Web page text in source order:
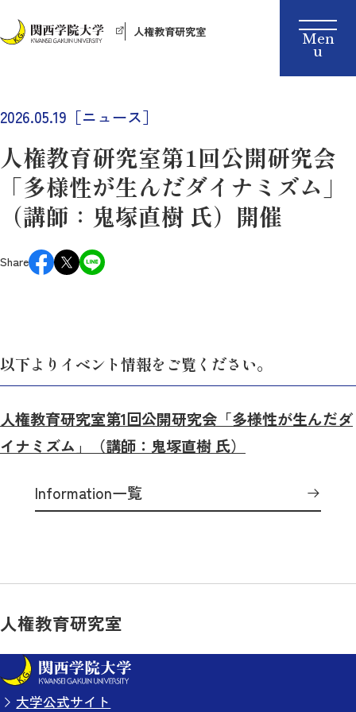
人権教育研究室
2026.05.19［ニュース］
人権教育研究室第1回公開研究会
「多様性が生んだダイナミズム」
（講師：鬼塚直樹 氏）開催
Share
以下よりイベント情報をご覧ください。
人権教育研究室第1回公開研究会「多様性が生んだダ
イナミズム」（講師：鬼塚直樹 氏）
Information一覧
人権教育研究室
大学公式サイト